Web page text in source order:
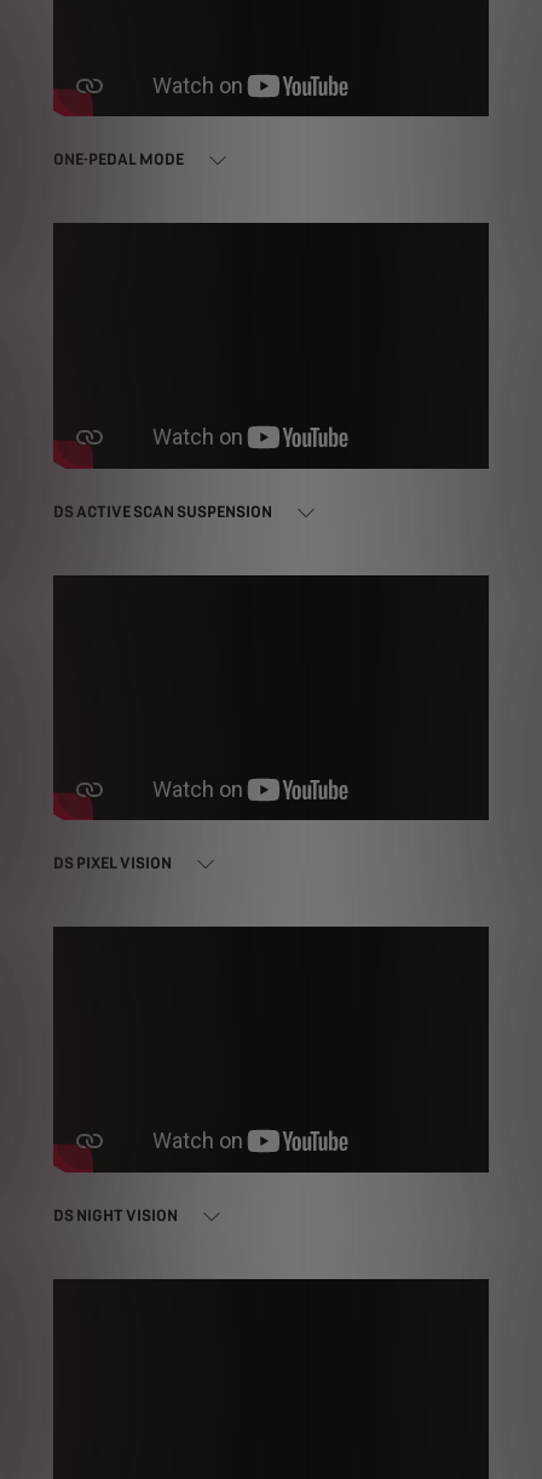
ONE-PEDAL MODE
DS ACTIVE SCAN SUSPENSION
DS PIXEL VISION
DS NIGHT VISION